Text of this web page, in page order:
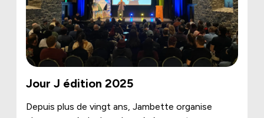
Jour J édition 2025
Depuis plus de vingt ans, Jambette organise